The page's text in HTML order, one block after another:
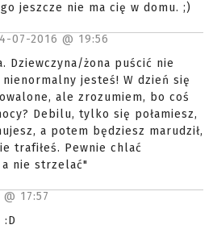
jeszcze nie ma cię w domu. ;)
07-2016 @ 19:56
Dziewczyna/żona puścić nie
jesteś! W dzień się
ale zrozumiem, bo coś
Debilu, tylko się połamiesz,
a potem będziesz marudził,
trafiłeś. Pewnie chlać
nie strzelać"
17:57